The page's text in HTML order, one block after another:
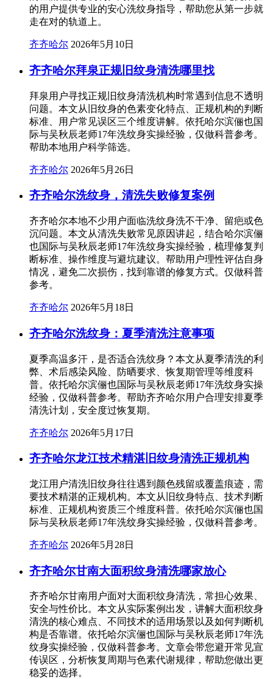
的用户提供专业的安心洗纹身指导，帮助您从第一步就
走在对的轨道上。
齐齐哈尔 2026年5月10日
齐齐哈尔拜泉正规旧纹身清洗哪里找
拜泉用户寻找正规旧纹身清洗机构时常遇到信息不透明
问题。本文从旧纹身的色素变化特点、正规机构的判断
标准、用户常见误区三个维度讲解。依托哈尔滨俪也国
际与吴秋辰老师17年洗纹身实操经验，仅做科普参考。
帮助本地用户科学筛选。
齐齐哈尔 2026年5月26日
齐齐哈尔洗纹身，清洗失败修复案例
齐齐哈尔本地不少用户面临洗纹身洗不干净、留疤或色
沉问题。本文从清洗失败常见原因讲起，结合哈尔滨俪
也国际与吴秋辰老师17年洗纹身实操经验，梳理修复判
断标准、操作维度与避坑建议。帮助用户理性评估自身
情况，避免二次损伤，找到靠谱的修复方式。仅做科普
参考。
齐齐哈尔 2026年5月18日
齐齐哈尔洗纹身：夏季清洗注意事项
夏季高温多汗，是否适合洗纹身？本文从夏季清洗的利
弊、术后感染风险、防晒要求、恢复期管理等维度科
普。依托哈尔滨俪也国际与吴秋辰老师17年洗纹身实操
经验，仅做科普参考。帮助齐齐哈尔用户合理安排夏季
清洗计划，安全度过恢复期。
齐齐哈尔 2026年5月17日
齐齐哈尔龙江技术精湛旧纹身清洗正规机构
龙江用户清洗旧纹身往往遇到颜色残留或覆盖痕迹，需
要技术精湛的正规机构。本文从旧纹身特点、技术判断
标准、正规机构资质三个维度科普。依托哈尔滨俪也国
际与吴秋辰老师17年洗纹身实操经验，仅做科普参考。
齐齐哈尔 2026年5月28日
齐齐哈尔甘南大面积纹身清洗哪家放心
齐齐哈尔甘南用户面对大面积纹身清洗，常担心效果、
安全与性价比。本文从实际案例出发，讲解大面积纹身
清洗的核心难点、不同技术的适用场景以及如何判断机
构是否靠谱。依托哈尔滨俪也国际与吴秋辰老师17年洗
纹身实操经验，仅做科普参考。文章会带您避开常见宣
传误区，分析恢复周期与色素代谢规律，帮助您做出更
稳妥的选择。